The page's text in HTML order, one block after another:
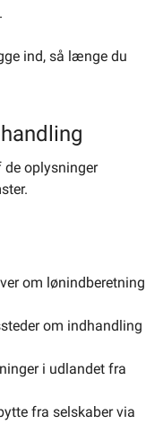
ind, så længe du
de oplysninger
om lønindberetning
om indhandling
i udlandet fra
fra selskaber via